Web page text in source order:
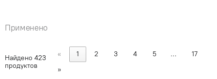
Применено
Найдено 423
продуктов
« 1 2 3 4 5 …
17
»